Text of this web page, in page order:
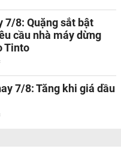
7/8: Quặng sắt bật
cầu nhà máy dừng
Tinto
7/8: Tăng khi giá dầu